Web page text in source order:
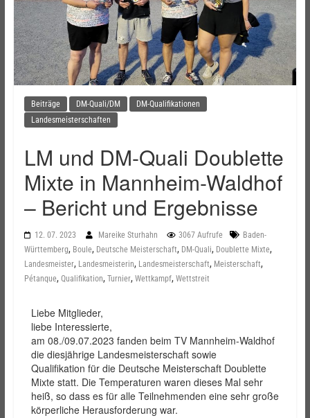
Beiträge DM-Quali/DM
DM-Qualifikationen
Landesmeisterschaften
LM und DM-Quali Doublette
Mixte in Mannheim-Waldhof
– Bericht und Ergebnisse
12. 07. 2023 Mareike Sturhahn 3067 Aufrufe
Baden-
Württemberg, Boule, Deutsche Meisterschaft, DM-Quali, Doublette Mixte,
Landesmeister, Landesmeisterin, Landesmeisterschaft, Meisterschaft,
Pétanque, Qualifikation, Turnier, Wettkampf, Wettstreit
Liebe Mitglieder,
liebe Interessierte,
am 08./09.07.2023 fanden beim TV Mannheim-Waldhof
die diesjährige Landesmeisterschaft sowie
Qualifikation für die Deutsche Meisterschaft Doublette
Mixte statt. Die Temperaturen waren dieses Mal sehr
heiß, so dass es für alle Teilnehmenden eine sehr große
körperliche Herausforderung war.